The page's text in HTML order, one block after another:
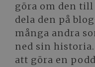
göra om den
dela den på
många andra
ned sin
att göra en